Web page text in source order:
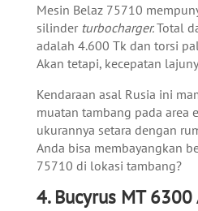
Mesin Belaz 75710
silinder turbocharger.Total
adalah 4.600 Tk dan torsi
Akan tetapi, kecepatan
Kendaraan asal Rusia ini
muatan tambang pada area
ukurannya setara dengan
Anda bisa membayangkan
75710 di lokasi tambang?
4. Bucyrus MT 6300